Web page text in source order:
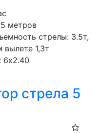
метров
стрелы: 3.5т,
вылете 1,3т
6x2.40
стрела 5